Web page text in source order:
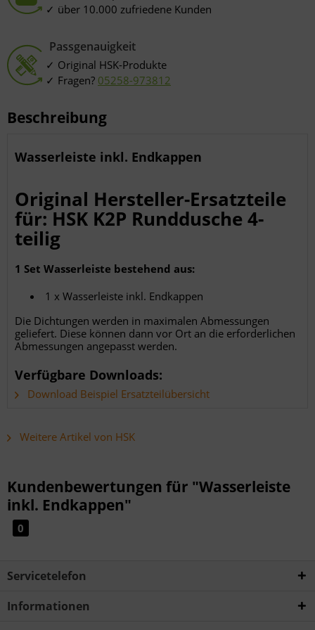
über 10.000 zufriedene Kunden
Passgenauigkeit
Original HSK-Produkte
Fragen? 05258-973812
Beschreibung
Wasserleiste inkl. Endkappen
Original Hersteller-Ersatzteile
für: HSK K2P Runddusche 4-
teilig
1 Set Wasserleiste bestehend aus:
1 x Wasserleiste inkl. Endkappen
Die Dichtungen werden in maximalen Abmessungen
geliefert. Diese können dann vor Ort an die erforderlichen
Abmessungen angepasst werden.
Verfügbare Downloads:
Download Beispiel Ersatzteilübersicht
Weitere Artikel von HSK
Kundenbewertungen für "Wasserleiste
inkl. Endkappen"
0
Servicetelefon
Informationen